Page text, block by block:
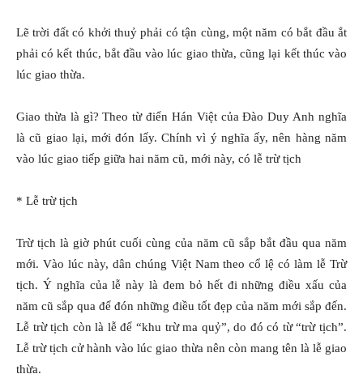
Lẽ trời đất có khởi thuỷ phải có tận cùng, một năm có bắt đầu ắt
phải có kết thúc, bắt đầu vào lúc giao thừa, cũng lại kết thúc vào
lúc giao thừa.
Giao thừa là gì? Theo từ điển Hán Việt của Ðào Duy Anh nghĩa
là cũ giao lại, mới đón lấy. Chính vì ý nghĩa ấy, nên hàng năm
vào lúc giao tiếp giữa hai năm cũ, mới này, có lễ trừ tịch
* Lễ trừ tịch
Trừ tịch là giờ phút cuối cùng của năm cũ sắp bắt đầu qua năm
mới. Vào lúc này, dân chúng Việt Nam theo cổ lệ có làm lễ Trừ
tịch. Ý nghĩa của lễ này là đem bỏ hết đi những điều xấu của
năm cũ sắp qua để đón những điều tốt đẹp của năm mới sắp đến.
Lễ trừ tịch còn là lễ để “khu trừ ma quỷ”, do đó có từ “trừ tịch”.
Lễ trừ tịch cử hành vào lúc giao thừa nên còn mang tên là lễ giao
thừa.